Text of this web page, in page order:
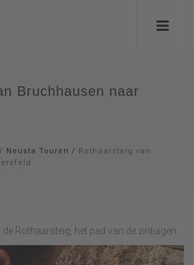
Bruchhausen naar
/ Neusta Touren / Rothaarsteig van
Rothaarsteig, het pad van de zintuigen.